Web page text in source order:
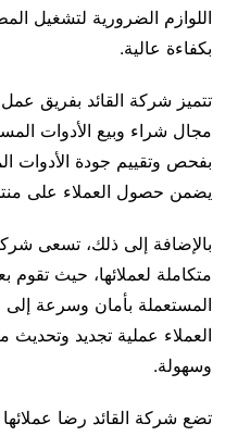
اللوازم الضرورية لتشغيل
بكفاءة عالية.
تتميز شركة القائد بفريق
مجال شراء وبيع الأدوات
بفحص وتقييم جودة الأدوات
يضمن حصول العملاء على
بالإضافة إلى ذلك، تسعى
متكاملة لعملائها، حيث تقوم
المستعملة بأمان وسرعة إلى
العملاء عملية تجديد
وسهولة.
تضع شركة القائد رضا